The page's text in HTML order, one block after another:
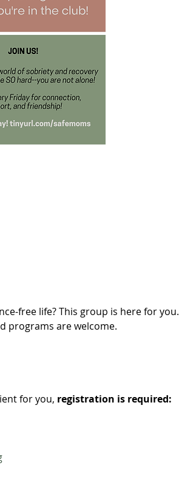
free life? This group is here for you.
programs are welcome.
for you, registration is required: